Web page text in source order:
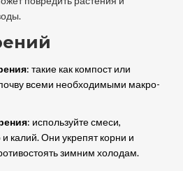
: такие как компост или
всеми необходимыми макро-
: используйте смеси,
Они укрепят корни и
зимним холодам.